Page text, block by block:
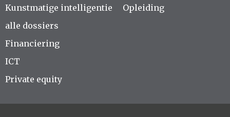
Kunstmatige intelligentie
alle dossiers
Opleiding
Financiering
ICT
Private equity